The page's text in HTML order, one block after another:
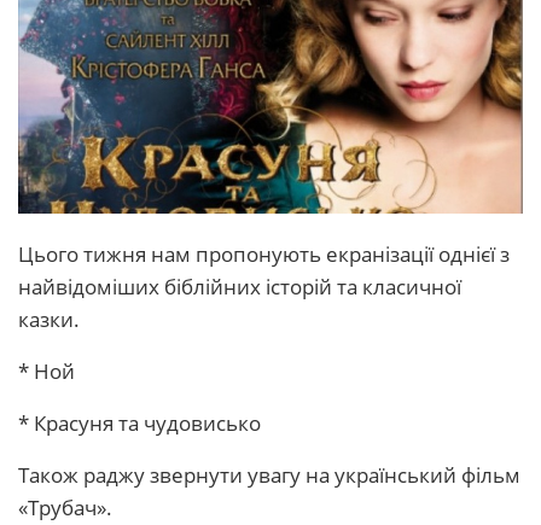
Цього тижня нам пропонують екранізації однієї з
найвідоміших біблійних історій та класичної
казки.
* Ной
* Красуня та чудовисько
Також раджу звернути увагу на український фільм
«Трубач».